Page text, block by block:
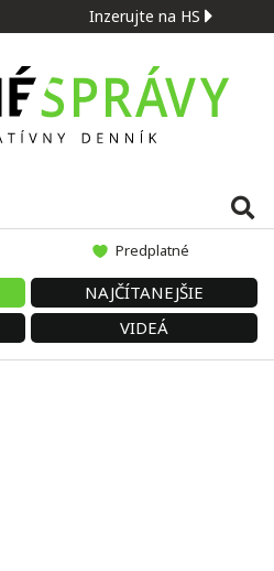
Inzerujte na HS
Predplatné
NAJČÍTANEJŠIE
VIDEÁ